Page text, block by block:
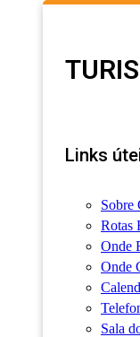
Links
Sobre
Rotas
Onde
Onde
Sala